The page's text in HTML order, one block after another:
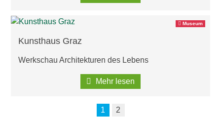
Museum
Kunsthaus Graz
Werkschau Architekturen des Lebens
Mehr lesen
1 2